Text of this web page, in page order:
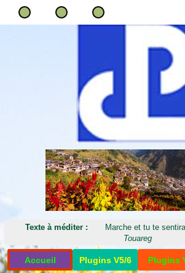
Texte à méditer : Marche et tu te
Touareg
Accueil Plugins V5/6 Plugins